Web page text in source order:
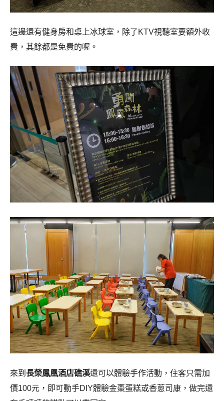
這邊還有健身房和桌上冰球室， 除了 KTV視聽室要額外收
費，其餘都是免費的喔。
來到 長榮鳳凰酒店礁溪還可以體驗手作活動，住客只需加
價100元，即可動手DIY體驗金棗蛋糕或香蔥司康，做完還